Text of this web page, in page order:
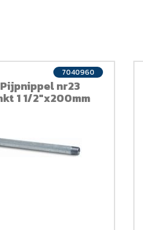
nr23
1 1/2"x200mm
7040960